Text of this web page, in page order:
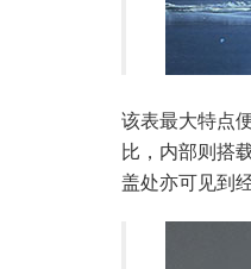
该表最大特点
比，内部则搭
盖处亦可见到